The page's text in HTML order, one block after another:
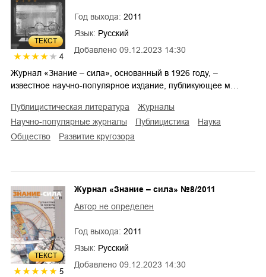
ТЕКСТ
4
Добавлено 09.12.2023 14:30
Год выхода: 2011
Язык: Русский
Журнал «Знание – сила», основанный в 1926 году, –
известное научно-популярное издание, публикующее м…
публицистическая литература
журналы
научно-популярные журналы
публицистика
наука
общество
развитие кругозора
ТЕКСТ
5
Добавлено 09.12.2023 14:30
Журнал «Знание – сила» №8/2011
Автор не определен
Год выхода: 2011
Язык: Русский